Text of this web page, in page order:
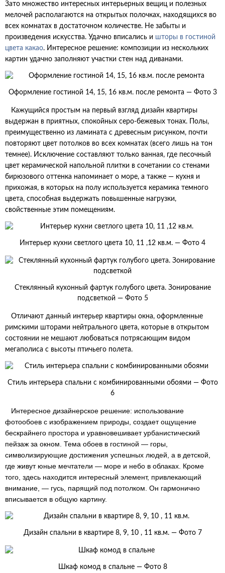
Зато множество интересных интерьерных вещиц и полезных
мелочей располагаются на открытых полочках, находящихся во
всех комнатах в достаточном количестве. Не забыты и
произведения искусства. Удачно вписались и шторы в гостиной
цвета какао. Интересное решение: композиции из нескольких
картин удачно заполняют участки стен над диванами.
Оформление гостиной 14, 15, 16 кв.м. после ремонта — Фото 3
Кажущийся простым на первый взгляд дизайн квартиры
выдержан в приятных, спокойных серо-бежевых тонах. Полы,
преимущественно из ламината с древесным рисунком, почти
повторяют цвет потолков во всех комнатах (всего лишь на тон
темнее). Исключение составляют только ванная, где песочный
цвет керамической напольной плитки в сочетании со стенами
бирюзового оттенка напоминает о море, а также — кухня и
прихожая, в которых на полу используется керамика темного
цвета, способная выдержать повышенные нагрузки,
свойственные этим помещениям.
Интерьер кухни светлого цвета 10, 11 ,12 кв.м. — Фото 4
Стеклянный кухонный фартук голубого цвета. Зонирование
подсветкой — Фото 5
Отличают данный интерьер квартиры окна, оформленные
римскими шторами нейтрального цвета, которые в открытом
состоянии не мешают любоваться потрясающим видом
мегаполиса с высоты птичьего полета.
Стиль интерьера спальни с комбинированными обоями — Фото
6
Интересное дизайнерское решение: использование
фотообоев с изображением природы, создает ощущение
бескрайнего простора и уравновешивает урбанистический
пейзаж за окном. Тема обоев в гостиной — горы,
символизирующие достижения успешных людей, а в детской,
где живут юные мечтатели — море и небо в облаках. Кроме
того, здесь находится интересный элемент, привлекающий
внимание, — гусь, парящий под потолком. Он гармонично
вписывается в общую картину.
Дизайн спальни в квартире 8, 9, 10 , 11 кв.м. — Фото 7
Шкаф комод в спальне — Фото 8